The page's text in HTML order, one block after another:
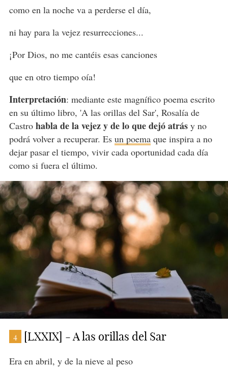
como en la noche va a perderse el día,
ni hay para la vejez resurrecciones...
¡Por Dios, no me cantéis esas canciones
que en otro tiempo oía!
Interpretación: mediante este magnífico poema escrito
en su último libro, 'A las orillas del Sar', Rosalía de
Castro habla de la vejez y de lo que dejó atrásy no
podrá volver a recuperar. Es un poemaque inspira a no
dejar pasar el tiempo, vivir cada oportunidad cada día
como si fuera el último.
4 [LXXIX] - A las orillas del Sar
Era en abril, y de la nieve al peso